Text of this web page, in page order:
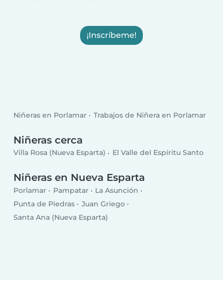
¡Inscríbeme!
Niñeras en Porlamar Trabajos de Niñera en Porlamar
Niñeras cerca
Villa Rosa (Nueva Esparta) El Valle del Espíritu Santo
Niñeras en Nueva Esparta
Porlamar Pampatar
La Asunción
Punta de Piedras
Juan Griego
Santa Ana (Nueva Esparta)